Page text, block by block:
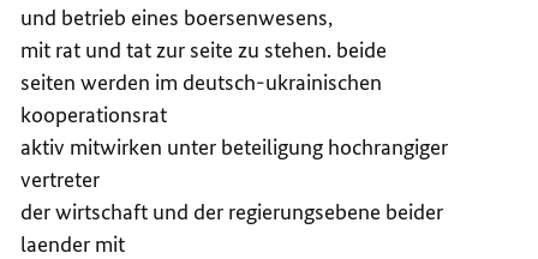
und betrieb eines boersenwesens,
mit rat und tat zur seite zu stehen. beide
seiten werden im deutsch-ukrainischen
kooperationsrat
aktiv mitwirken unter beteiligung hochrangiger
vertreter
der wirtschaft und der regierungsebene beider
laender mit